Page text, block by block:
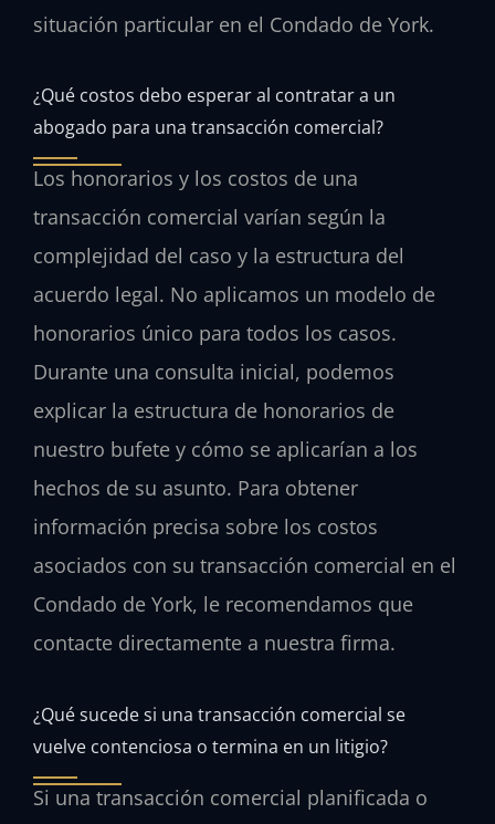
situación particular en el Condado de York.
¿Qué costos debo esperar al contratar a un
abogado para una transacción comercial?
Los honorarios y los costos de una
transacción comercial varían según la
complejidad del caso y la estructura del
acuerdo legal. No aplicamos un modelo de
honorarios único para todos los casos.
Durante una consulta inicial, podemos
explicar la estructura de honorarios de
nuestro bufete y cómo se aplicarían a los
hechos de su asunto. Para obtener
información precisa sobre los costos
asociados con su transacción comercial en el
Condado de York, le recomendamos que
contacte directamente a nuestra firma.
¿Qué sucede si una transacción comercial se
vuelve contenciosa o termina en un litigio?
Si una transacción comercial planificada o